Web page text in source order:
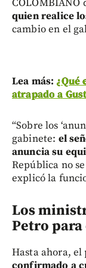
COLOMBIANO
quien realice
cambio en el
Lea más: ¿Qué
atrapado a
“Sobre los
gabinete: el
anuncia su
República no
explicó la
Los
Petro para
Hasta ahora, el